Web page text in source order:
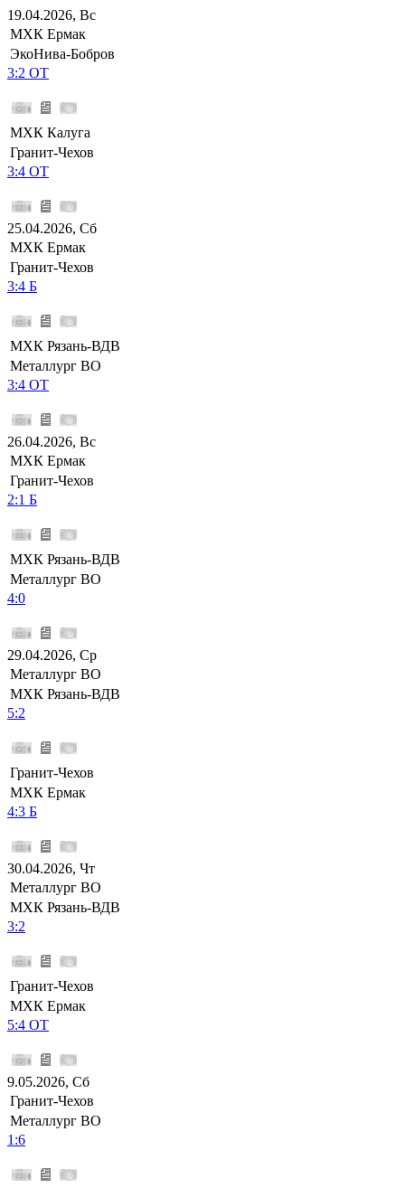
19.04.2026, Вс
МХК Ермак
ЭкоНива-Бобров
3:2 ОТ
МХК Калуга
Гранит-Чехов
3:4 ОТ
25.04.2026, Сб
МХК Ермак
Гранит-Чехов
3:4 Б
МХК Рязань-ВДВ
Металлург ВО
3:4 ОТ
26.04.2026, Вс
МХК Ермак
Гранит-Чехов
2:1 Б
МХК Рязань-ВДВ
Металлург ВО
4:0
29.04.2026, Ср
Металлург ВО
МХК Рязань-ВДВ
5:2
Гранит-Чехов
МХК Ермак
4:3 Б
30.04.2026, Чт
Металлург ВО
МХК Рязань-ВДВ
3:2
Гранит-Чехов
МХК Ермак
5:4 ОТ
9.05.2026, Сб
Гранит-Чехов
Металлург ВО
1:6